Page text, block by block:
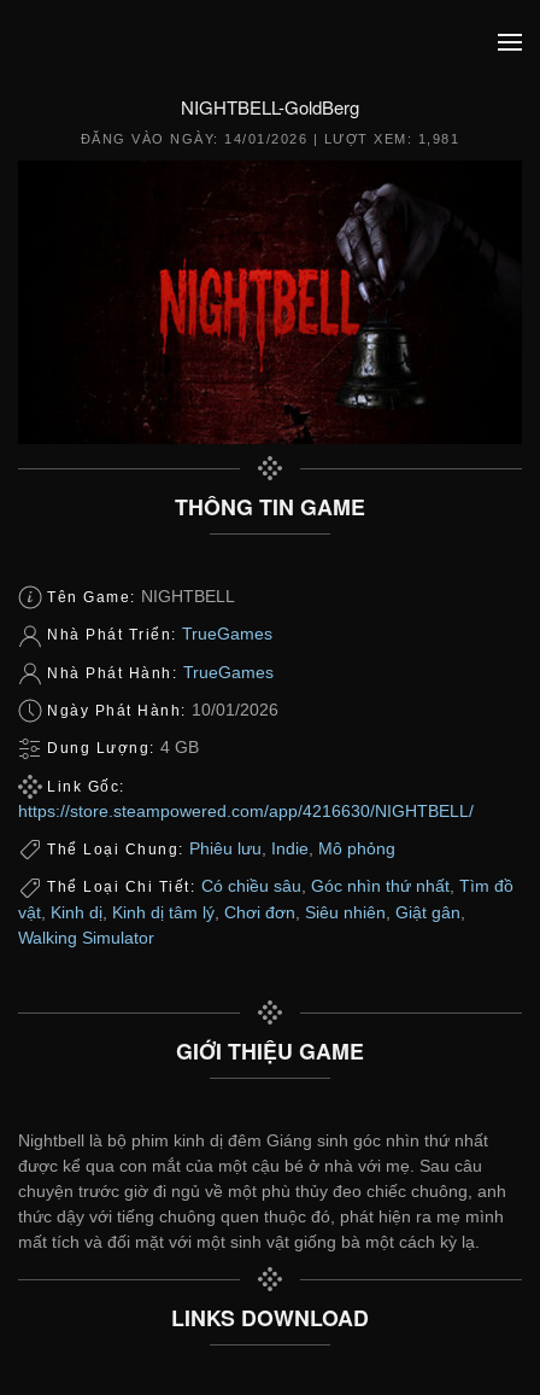
NIGHTBELL-GoldBerg
ĐĂNG VÀO NGÀY: 14/01/2026 | LƯỢT XEM: 1,981
THÔNG TIN GAME
Tên Game: NIGHTBELL
Nhà Phát Triển: TrueGames
Nhà Phát Hành: TrueGames
Ngày Phát Hành: 10/01/2026
Dung Lượng: 4 GB
Link Gốc:
https://store.steampowered.com/app/4216630/NIGHTBELL/
Thể Loại Chung: Phiêu lưu Indie Mô phỏng
Thể Loại Chi Tiết: Có chiều sâu, Góc nhìn thứ nhất, Tìm đồ
vật Kinh dị Kinh dị tâm lý Chơi đơn Siêu nhiên Giật gân
Walking Simulator
GIỚI THIỆU GAME
Nightbell là bộ phim kinh dị đêm Giáng sinh góc nhìn thứ nhất
được kể qua con mắt của một cậu bé ở nhà với mẹ. Sau câu
chuyện trước giờ đi ngủ về một phù thủy đeo chiếc chuông, anh
thức dậy với tiếng chuông quen thuộc đó, phát hiện ra mẹ mình
mất tích và đối mặt với một sinh vật giống bà một cách kỳ lạ.
LINKS DOWNLOAD